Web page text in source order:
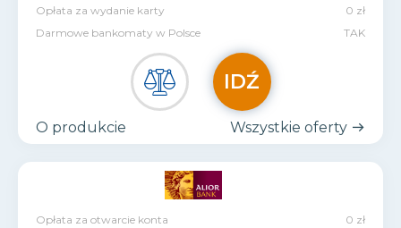
Opłata za wydanie karty
0 zł
Darmowe bankomaty w Polsce
TAK
IDŹ
O produkcie Wszystkie oferty
Opłata za otwarcie konta
0 zł